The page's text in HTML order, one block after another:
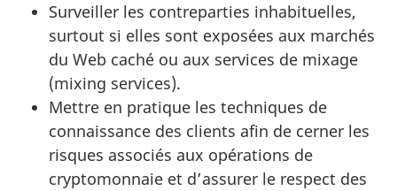
Surveiller les contreparties inhabituelles,
surtout si elles sont exposées aux marchés
du Web caché ou aux services de mixage
(mixing services).
Mettre en pratique les techniques de
connaissance des clients afin de cerner les
risques associés aux opérations de
cryptomonnaie et d’assurer le respect des